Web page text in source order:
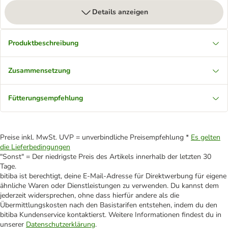
Details anzeigen
Produktbeschreibung
Zusammensetzung
Fütterungsempfehlung
Preise inkl. MwSt. UVP = unverbindliche Preisempfehlung * Es gelten
die Lieferbedingungen
"Sonst" = Der niedrigste Preis des Artikels innerhalb der letzten 30
Tage.
bitiba ist berechtigt, deine E-Mail-Adresse für Direktwerbung für eigene
ähnliche Waren oder Dienstleistungen zu verwenden. Du kannst dem
jederzeit widersprechen, ohne dass hierfür andere als die
Übermittlungskosten nach den Basistarifen entstehen, indem du den
bitiba Kundenservice kontaktierst. Weitere Informationen findest du in
unserer Datenschutzerklärung.